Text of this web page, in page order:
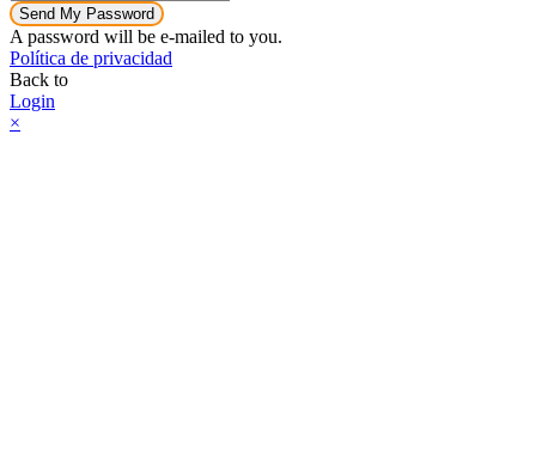
Send My Password
A password will be e-mailed to you.
Política de privacidad
Back to
Login
×